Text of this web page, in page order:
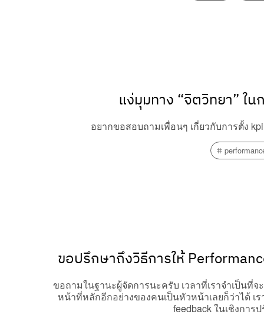
แง่มุมทาง “จิตวิทยา” ใ
อยากขอสอบถามเพื่อนๆ เกี่ยวกับการตั้ง
ขอปรึกษาถึงวิธีการให้
ขอถามในฐานะผู้จัดการนะครับ เวลาที่เราจำเป็นที่
หน้าที่หลักอีกอย่างของคนเป็นหัวหน้าเลยก็ว่าได้ เ
feedback ในเชิงการ